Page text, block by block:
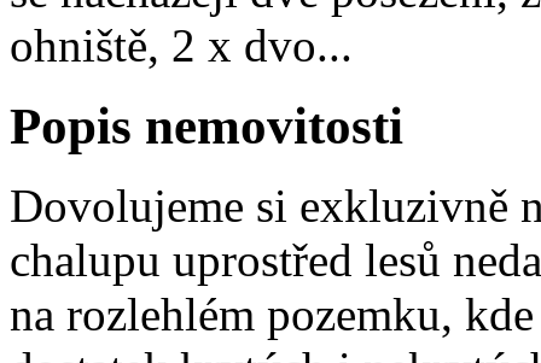
ohniště, 2 x dvo...
Popis nemovitosti
Dovolujeme si exkluzivně
chalupu uprostřed lesů
na rozlehlém pozemku,